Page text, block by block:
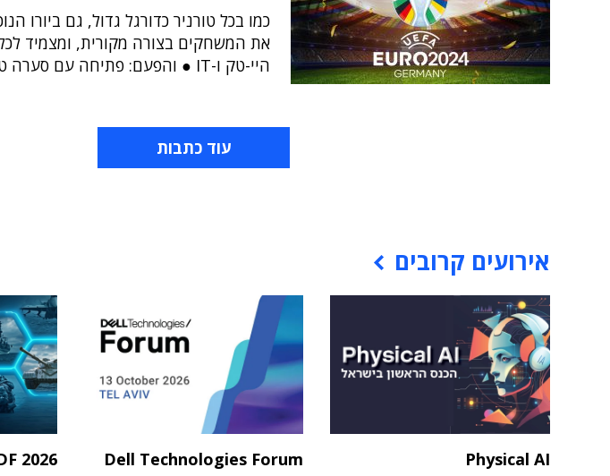
כמו בכל טורניר כדורגל גדול, גם ביורו
את המשחקים בצורה מקורית, ומצמיד
היי-טק ו-IT ● והפעם: פתיחה עם סערה טכנולוגית של שערים
עוד כתבות
אירועים קרובים
Physical AI
Dell Technologies Forum
2026